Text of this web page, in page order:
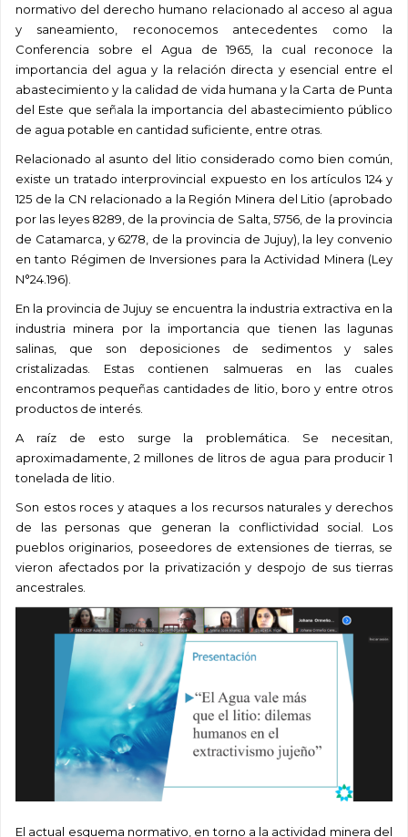
normativo del derecho humano relacionado al acceso al agua
y saneamiento, reconocemos antecedentes como la
Conferencia sobre el Agua de 1965, la cual reconoce la
importancia del agua y la relación directa y esencial entre el
abastecimiento y la calidad de vida humana y la Carta de Punta
del Este que señala la importancia del abastecimiento público
de agua potable en cantidad suficiente, entre otras.
Relacionado al asunto del litio considerado como bien común,
existe un tratado interprovincial expuesto en los artículos 124 y
125 de la CN relacionado a la Región Minera del Litio (aprobado
por las leyes 8289, de la provincia de Salta, 5756, de la provincia
de Catamarca, y 6278, de la provincia de Jujuy), la ley convenio
en tanto Régimen de Inversiones para la Actividad Minera (Ley
N°24.196).
En la provincia de Jujuy se encuentra la industria extractiva en la
industria minera por la importancia que tienen las lagunas
salinas, que son deposiciones de sedimentos y sales
cristalizadas. Estas contienen salmueras en las cuales
encontramos pequeñas cantidades de litio, boro y entre otros
productos de interés.
A raíz de esto surge la problemática. Se necesitan,
aproximadamente, 2 millones de litros de agua para producir 1
tonelada de litio.
Son estos roces y ataques a los recursos naturales y derechos
de las personas que generan la conflictividad social. Los
pueblos originarios, poseedores de extensiones de tierras, se
vieron afectados por la privatización y despojo de sus tierras
ancestrales.
El actual esquema normativo, en torno a la actividad minera del